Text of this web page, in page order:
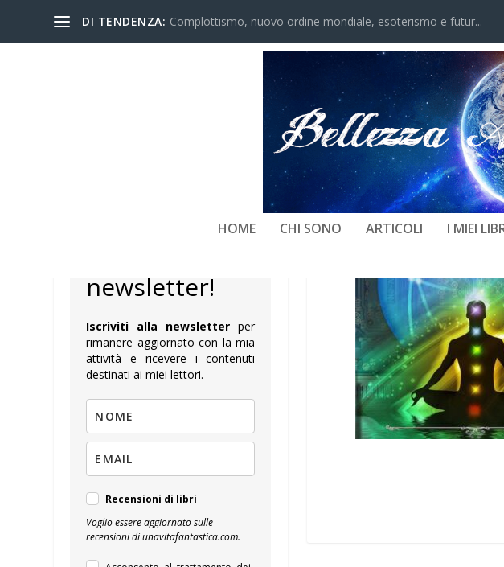
DI TENDENZA: Complottismo, nuovo ordine mondiale, esoterismo e futur...
HOME CHI SONO ARTICOLI I MIEI
CHAKRA –
newsletter!
Iscriviti alla newsletter per
rimanere aggiornato con la mia
attività e ricevere i contenuti
destinati ai miei lettori.
Recensioni di libri
Voglio essere aggiornato sulle
recensioni di unavitafantastica.com.